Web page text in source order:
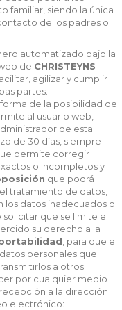
familiar, siendo la única
de los padres o
automatizado bajo la
de CHRISTEYNS
agilizar y cumplir
partes.
de la posibilidad de
al usuario web,
de esta
de 30 días, siempre
permite corregir
o incompletos y
que podrá
tratamiento de datos,
los datos inadecuados o
que se limite el
su derecho a la
, para que el
personales que
a otros
por cualquier medio
a la dirección
electrónico: